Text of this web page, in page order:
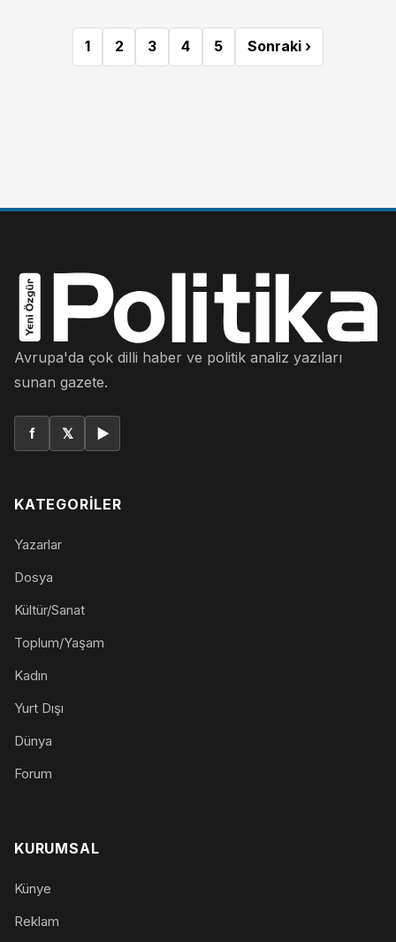
1 2 3 4 5 Sonraki ›
Avrupa'da çok dilli haber ve politik analiz yazıları
sunan gazete.
f 𝕏 ▶
KATEGORILER
Yazarlar
Dosya
Kültür/Sanat
Toplum/Yaşam
Kadın
Yurt Dışı
Dünya
Forum
KURUMSAL
Künye
Reklam